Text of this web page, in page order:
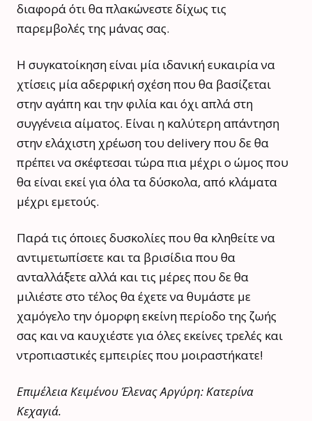
διαφορά ότι θα πλακώνεστε δίχως τις
παρεμβολές της μάνας σας.
Η συγκατοίκηση είναι μία ιδανική ευκαιρία να
χτίσεις μία αδερφική σχέση που θα βασίζεται
στην αγάπη και την φιλία και όχι απλά στη
συγγένεια αίματος. Είναι η καλύτερη απάντηση
στην ελάχιστη χρέωση του delivery που δε θα
πρέπει να σκέφτεσαι τώρα πια μέχρι ο ώμος που
θα είναι εκεί για όλα τα δύσκολα, από κλάματα
μέχρι εμετούς.
Παρά τις όποιες δυσκολίες που θα κληθείτε να
αντιμετωπίσετε και τα βρισίδια που θα
ανταλλάξετε αλλά και τις μέρες που δε θα
μιλιέστε στο τέλος θα έχετε να θυμάστε με
χαμόγελο την όμορφη εκείνη περίοδο της ζωής
σας και να καυχιέστε για όλες εκείνες τρελές και
ντροπιαστικές εμπειρίες που μοιραστήκατε!
Επιμέλεια Κειμένου Έλενας Αργύρη: Κατερίνα
Κεχαγιά.